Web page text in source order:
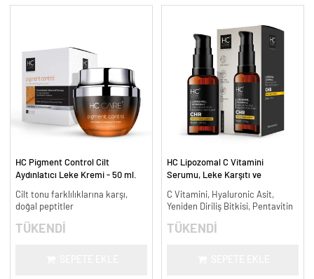
HC Pigment Control Cilt
Aydınlatıcı Leke Kremi - 50 ml.
Cilt tonu farklılıklarına karşı,
doğal peptitler
TÜKENDİ
HC Lipozomal C Vitamini
Serumu, Leke Karşıtı ve
C Vitamini, Hyaluronic Asit,
Yeniden Diriliş Bitkisi, Pentavitin
TÜKENDİ